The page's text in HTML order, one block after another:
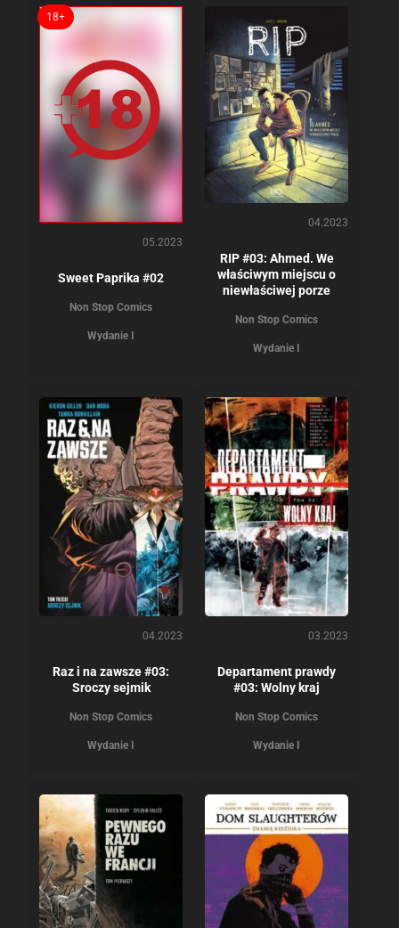
18+
05.2023
Sweet Paprika #02
Non Stop Comics
Wydanie I
04.2023
RIP #03: Ahmed. We
właściwym miejscu o
niewłaściwej porze
Non Stop Comics
Wydanie I
04.2023
Raz i na zawsze #03:
Sroczy sejmik
Non Stop Comics
Wydanie I
03.2023
Departament prawdy
#03: Wolny kraj
Non Stop Comics
Wydanie I